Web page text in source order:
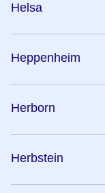
Helsa
Heppenheim
Herborn
Herbstein